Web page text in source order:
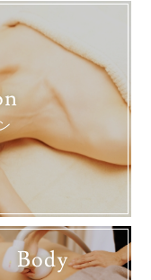
Body